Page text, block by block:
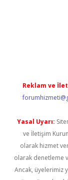
Reklam ve
Yasal Uyarı:
ve İletişim
olarak hizmet
olarak denetleme
Ancak, üyelerimiz